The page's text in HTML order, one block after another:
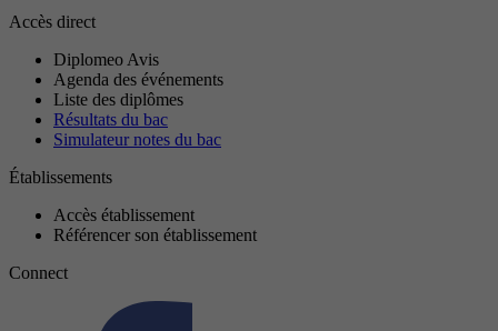
Accès direct
Diplomeo Avis
Agenda des événements
Liste des diplômes
Résultats du bac
Simulateur notes du bac
Établissements
Accès établissement
Référencer son établissement
Connect